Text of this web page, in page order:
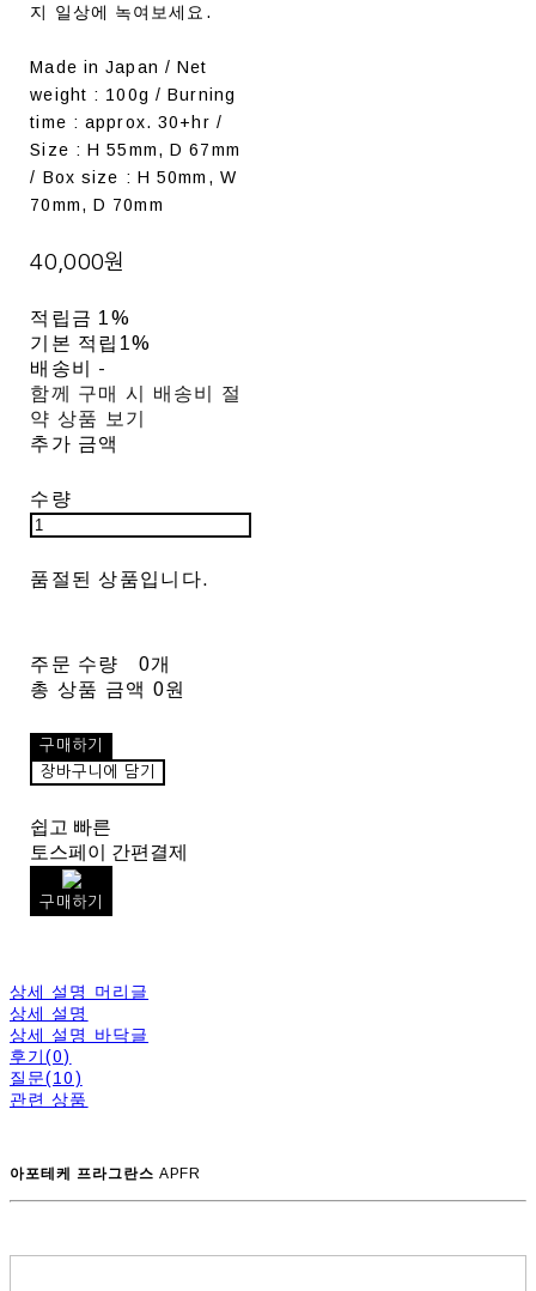
지 일상에 녹여보세요.
Made in Japan / Net
weight : 100g / Burning
time : approx. 30+hr /
Size : H 55mm, D 67mm
/ Box size : H 50mm, W
70mm, D 70mm
40,000원
적립금 1%
기본 적립 1%
배송비 -
함께 구매 시 배송비 절
약 상품 보기
추가 금액
수량
품절된 상품입니다.
주문 수량
0개
총 상품 금액 0원
구매하기
장바구니에 담기
쉽고 빠른
토스페이 간편결제
구매하기
상세 설명 머리글
상세 설명
상세 설명 바닥글
후기(0)
질문(10)
관련 상품
아포테케 프라그란스 APFR